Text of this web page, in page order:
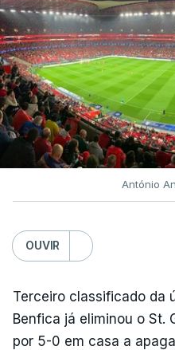
António
OUVIR
Terceiro classificado da
Benfica já eliminou o St.
por 5-0 em casa a